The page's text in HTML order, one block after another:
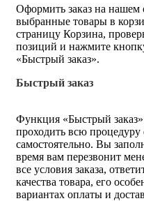
Оформить заказ на нашем
выбранные товары в
страницу Корзина,
позиций и нажмите
«Быстрый заказ».
Быстрый заказ
Функция «Быстрый
проходить всю процедуру
самостоятельно. Вы
время вам перезвонит
все условия заказа,
качества товара, его
вариантах оплаты и